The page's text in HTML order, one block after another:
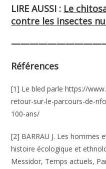
LIRE AUSSI : Le
contre les insectes
Références
[1] Le bled parle https://
retour-sur-le-parcours-de-
100-ans/
[2] BARRAU J. Les hommes
histoire écologique et
Messidor, Temps actuels,